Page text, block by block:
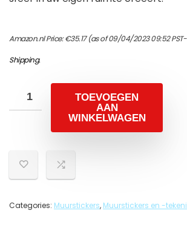
Amazon.nl Price:€35.17(as of 09/04/2023 09:52 PST-
Shipping.
TOEVOEGEN
AAN
WINKELWAGEN
Categories: Muurstickers, Muurstickers en -